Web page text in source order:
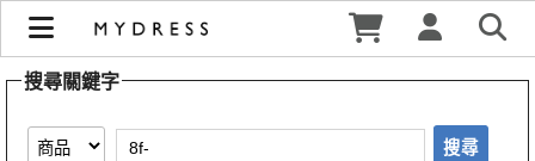
【8f-】搜尋結果 | MYDRESS 時裳韓風
搜尋關鍵字
搜尋